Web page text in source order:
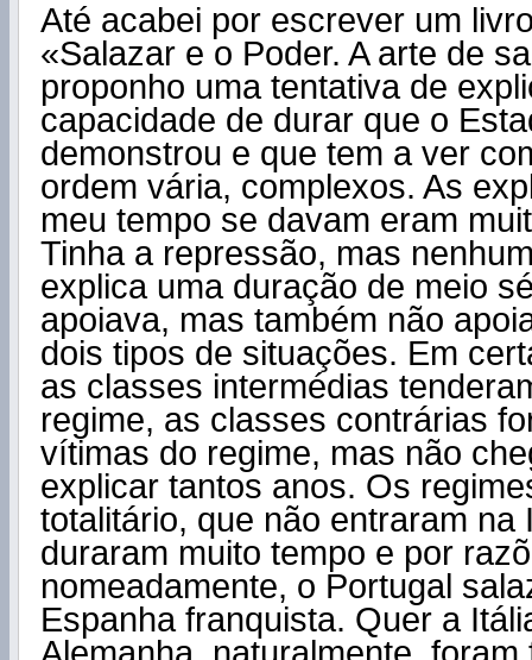
Até acabei por escrever um
«Salazar e o Poder. A arte de
proponho uma tentativa de
capacidade de durar que o
demonstrou e que tem a ver
ordem vária, complexos. As
meu tempo se davam eram
Tinha a repressão, mas
explica uma duração de meio
apoiava, mas também não
dois tipos de situações. Em
as classes intermédias
regime, as classes contrárias
vítimas do regime, mas não
explicar tantos anos. Os
totalitário, que não entraram na
duraram muito tempo e por
nomeadamente, o Portugal
Espanha franquista. Quer a